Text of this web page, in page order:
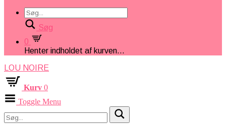
Søg
0
Henter indholdet af kurven...
LOU NOIRE
Kurv 0
Toggle Menu